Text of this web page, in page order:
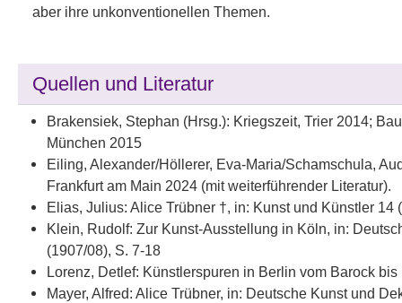
aber ihre unkonventionellen Themen.
Quellen und Literatur
Brakensiek, Stephan (Hrsg.): Kriegszeit, Trier 2014;
München 2015
Eiling, Alexander/Höllerer, Eva-Maria/Schamschula,
Frankfurt am Main 2024 (mit weiterführender Literatur).
Elias, Julius: Alice Trübner †, in: Kunst und Künstler 14
Klein, Rudolf: Zur Kunst-Ausstellung in Köln, in:
(1907/08), S. 7-18
Lorenz, Detlef: Künstlerspuren in Berlin vom Barock
Mayer, Alfred: Alice Trübner, in: Deutsche Kunst und